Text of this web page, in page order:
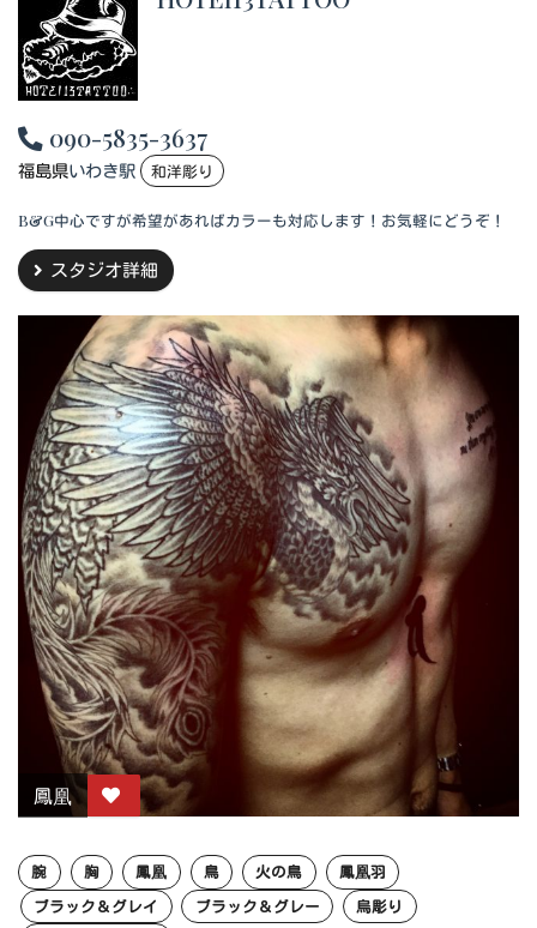
090-5835-3637
福島県いわき駅 和洋彫り
B&G中心ですが希望があればカラーも対応します！お気軽にどうぞ！
スタジオ詳細
鳳凰
腕 胸 鳳凰 鳥 火の鳥
鳳凰羽
ブラック＆グレイ
ブラック＆グレー
烏彫り